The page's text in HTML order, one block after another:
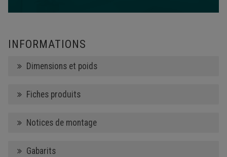
INFORMATIONS
Dimensions et poids
Fiches produits
Notices de montage
Gabarits